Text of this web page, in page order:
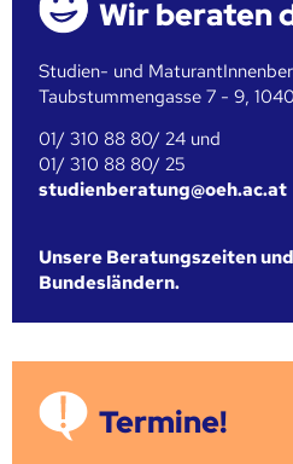
Wir beraten
Studien- und
Taubstummengasse 7 - 9,
01/ 310 88 80/ 24 und
01/ 310 88 80/ 25
studienberatung@oeh.ac.at
Unsere Beratungszeiten
Bundesländern.
Termine!